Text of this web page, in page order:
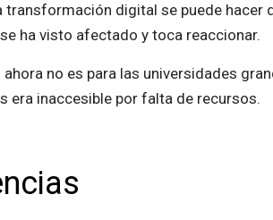
digital se puede
ha visto afectado y toca reaccionar.
no es para las universidades
era inaccesible por falta de recursos.